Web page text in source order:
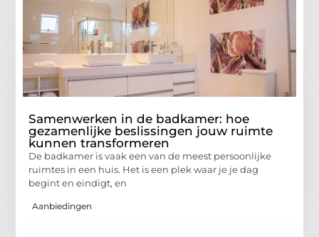
Samenwerken in de badkamer: hoe
gezamenlijke beslissingen jouw ruimte
kunnen transformeren
De badkamer is vaak een van de meest persoonlijke
ruimtes in een huis. Het is een plek waar je je dag
begint en eindigt, en
Aanbiedingen